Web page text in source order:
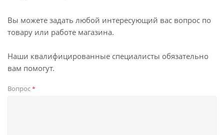
Вы можете задать любой интересующий вас вопрос по
товару или работе магазина.
Наши квалифицированные специалисты обязательно
вам помогут.
Вопрос*